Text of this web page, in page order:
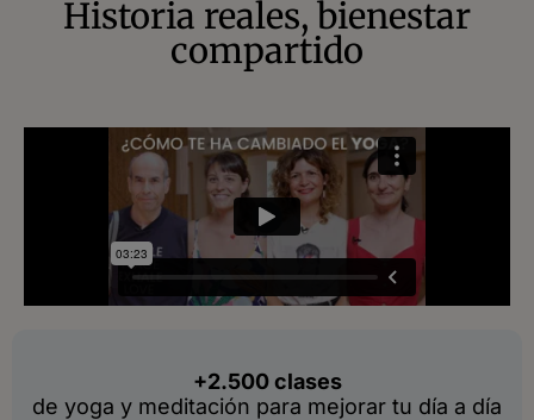
Historia reales, bienestar
compartido
+2.500 clases
de yoga y meditación para mejorar tu día a día